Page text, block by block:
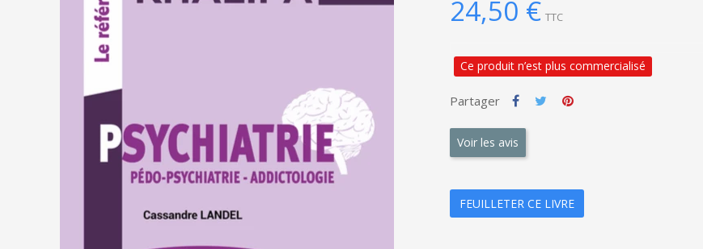
24,50 € TTC
Ce produit n’est plus commercialisé
Partager
Voir les avis
FEUILLETER CE LIVRE